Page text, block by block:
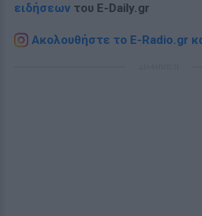
ειδήσεων του E-Daily.gr
Ακολουθήστε το E-Radio.gr